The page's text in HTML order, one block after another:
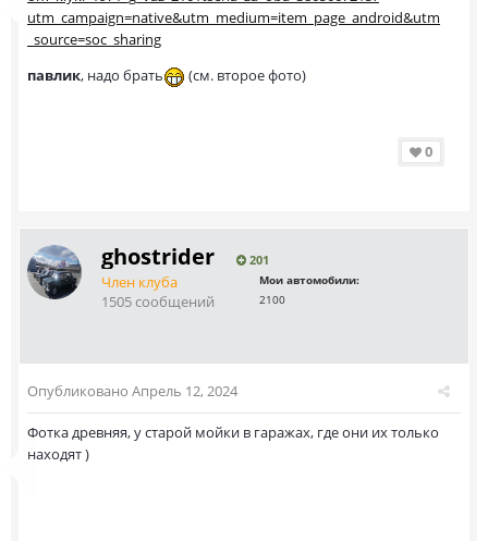
utm_campaign=native&utm_medium=item_page_android&utm
_source=soc_sharing
павлик, надо брать (см. второе фото)
0
ghostrider 201
Член клуба
1505 сообщений
Мои автомобили:
2100
Опубликовано Апрель 12, 2024
Фотка древняя, у старой мойки в гаражах, где они их только
находят )